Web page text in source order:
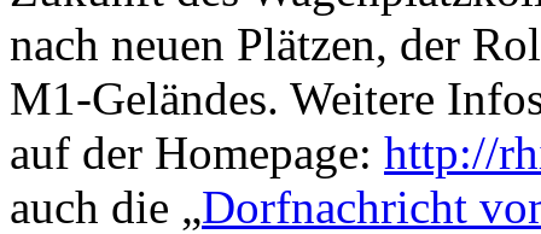
nach neuen Plätzen, der
M1-Geländes. Weitere
auf der Homepage: http://
auch die „Dorfnachricht